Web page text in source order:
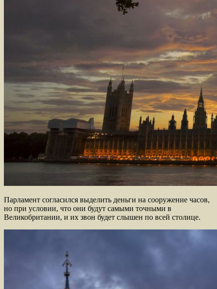
Парламент согласился выделить деньги на сооружение часов,
но при условии, что они будут самыми точными в
Великобритании, и их звон будет слышен по всей столице.